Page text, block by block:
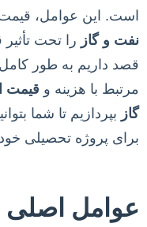
است. این عوامل،
نفت و گاز را تحت
قصد داریم به طور
مرتبط با هزینه و قیمت
گاز بپردازیم تا شما
برای پروژه تحصیلی خود
عوامل اصلی